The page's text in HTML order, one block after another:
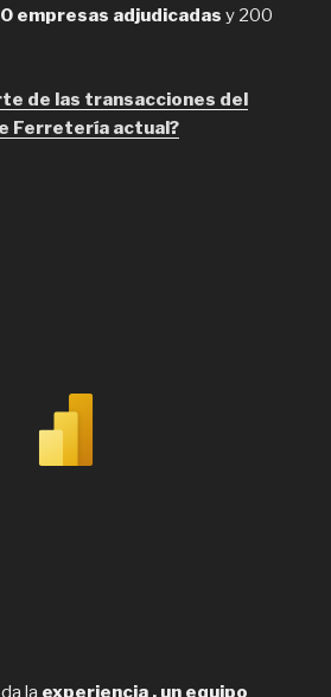
empresas adjudicadas y 200
de las transacciones del
Ferretería actual?
la experiencia , un equipo